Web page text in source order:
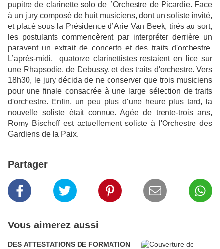
pupitre de clarinette solo de l’Orchestre de Picardie. Face
à un jury composé de huit musiciens, dont un soliste invité,
et placé sous la Présidence d’Arie Van Beek, tirés au sort,
les postulants commencèrent par interpréter derrière un
paravent un extrait de concerto et des traits d'orchestre.
L’après-midi, quatorze clarinettistes restaient en lice sur
une Rhapsodie, de Debussy, et des traits d'orchestre. Vers
18h30, le jury décida de ne conserver que trois musiciens
pour une finale consacrée à une large sélection de traits
d'orchestre. Enfin, un peu plus d’une heure plus tard, la
nouvelle soliste était connue. Agée de trente-trois ans,
Romy Bischoff est actuellement soliste à l'Orchestre des
Gardiens de la Paix.
Partager
Vous aimerez aussi
DES ATTESTATIONS DE FORMATION